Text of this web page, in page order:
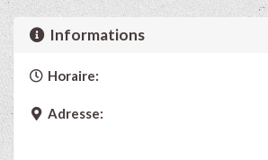
Informations
Horaire:
Adresse: